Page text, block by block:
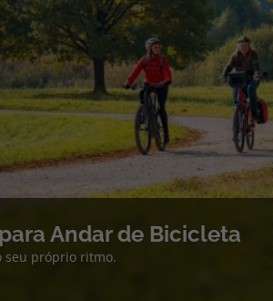
Andar de Bicicleta
seu próprio ritmo.